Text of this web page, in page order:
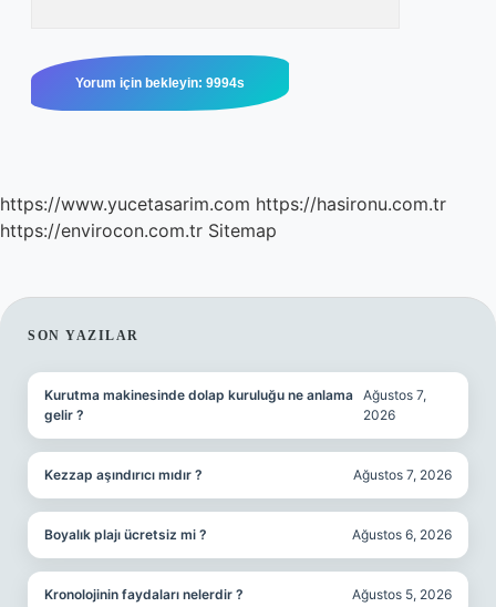
https://www.yucetasarim.com https://hasironu.com.tr
https://envirocon.com.tr Sitemap
SIDEBAR
SON YAZILAR
Kurutma makinesinde dolap kuruluğu ne anlama
gelir ?
Ağustos 7,
2026
Kezzap aşındırıcı mıdır ? Ağustos 7, 2026
Boyalık plajı ücretsiz mi ? Ağustos 6, 2026
Kronolojinin faydaları nelerdir ? Ağustos 5, 2026